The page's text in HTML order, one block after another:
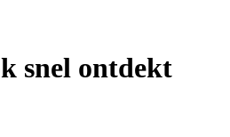
snel ontdekt